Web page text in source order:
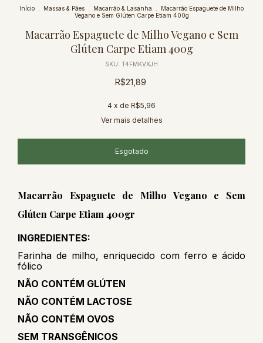
Início . Massas & Pães . Macarrão & Lasanha .
Macarrão Espaguete de Milho
Vegano e Sem Glúten Carpe Etiam 400g
Macarrão Espaguete de Milho Vegano e Sem
Glúten Carpe Etiam 400g
SKU: T4FMKVXJH
R$21,89
4 x de R$5,96
Ver mais detalhes
Macarrão Espaguete de Milho Vegano e Sem
Glúten Carpe Etiam 400gr
INGREDIENTES:
Farinha de milho, enriquecido com ferro e ácido
fólico
NÃO CONTÉM GLÚTEN
NÃO CONTÉM LACTOSE
NÃO CONTÉM OVOS
SEM TRANSGÊNICOS